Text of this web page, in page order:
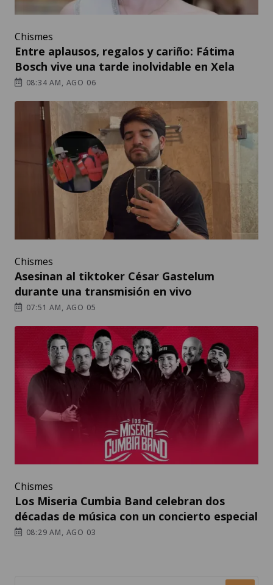
Chismes
Entre aplausos, regalos y cariño: Fátima
Bosch vive una tarde inolvidable en Xela
08:34 AM, AGO 06
Chismes
Asesinan al tiktoker César Gastelum
durante una transmisión en vivo
07:51 AM, AGO 05
Chismes
Los Miseria Cumbia Band celebran dos
décadas de música con un concierto especial
08:29 AM, AGO 03